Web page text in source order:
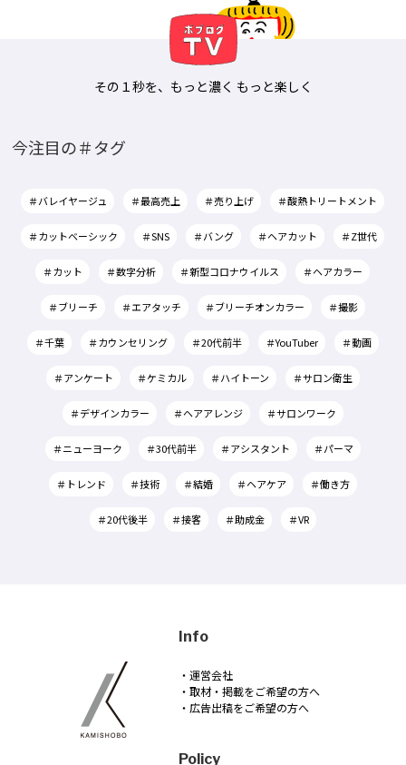
その１秒を、もっと濃く もっと楽しく
今注目の＃タグ
＃バレイヤージュ ＃最高売上 ＃売り上げ ＃酸熱トリートメント
＃カットベーシック ＃SNS ＃バング ＃ヘアカット ＃Z世代
＃カット ＃数字分析 ＃新型コロナウイルス ＃ヘアカラー
＃ブリーチ ＃エアタッチ ＃ブリーチオンカラー ＃撮影
＃千葉 ＃カウンセリング ＃20代前半 ＃YouTuber ＃動画
＃アンケート ＃ケミカル ＃ハイトーン ＃サロン衛生
＃デザインカラー ＃ヘアアレンジ ＃サロンワーク
＃ニューヨーク ＃30代前半 ＃アシスタント ＃パーマ
＃トレンド ＃技術 ＃結婚 ＃ヘアケア ＃働き方
＃20代後半 ＃接客 ＃助成金 ＃VR
Info
・運営会社
・取材・掲載をご希望の方へ
・広告出稿をご希望の方へ
Policy